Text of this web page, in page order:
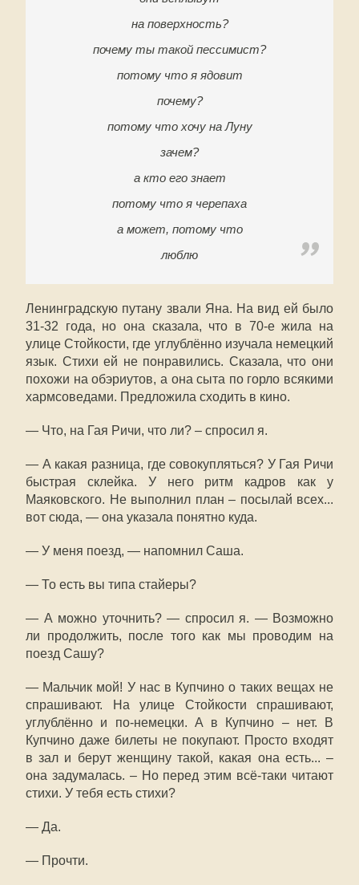
на поверхность?
почему ты такой пессимист?
потому что я ядовит
почему?
потому что хочу на Луну
зачем?
а кто его знает
потому что я черепаха
а может, потому что
люблю
Ленинградскую путану звали Яна. На вид ей было
31-32 года, но она сказала, что в 70-е жила на
улице Стойкости, где углублённо изучала немецкий
язык. Стихи ей не понравились. Сказала, что они
похожи на обэриутов, а она сыта по горло всякими
хармсоведами. Предложила сходить в кино.
— Что, на Гая Ричи, что ли? – спросил я.
— А какая разница, где совокупляться? У Гая Ричи
быстрая склейка. У него ритм кадров как у
Маяковского. Не выполнил план – посылай всех...
вот сюда, — она указала понятно куда.
— У меня поезд, — напомнил Саша.
— То есть вы типа стайеры?
— А можно уточнить? — спросил я. — Возможно
ли продолжить, после того как мы проводим на
поезд Сашу?
— Мальчик мой! У нас в Купчино о таких вещах не
спрашивают. На улице Стойкости спрашивают,
углублённо и по-немецки. А в Купчино – нет. В
Купчино даже билеты не покупают. Просто входят
в зал и берут женщину такой, какая она есть... –
она задумалась. – Но перед этим всё-таки читают
стихи. У тебя есть стихи?
— Да.
— Прочти.